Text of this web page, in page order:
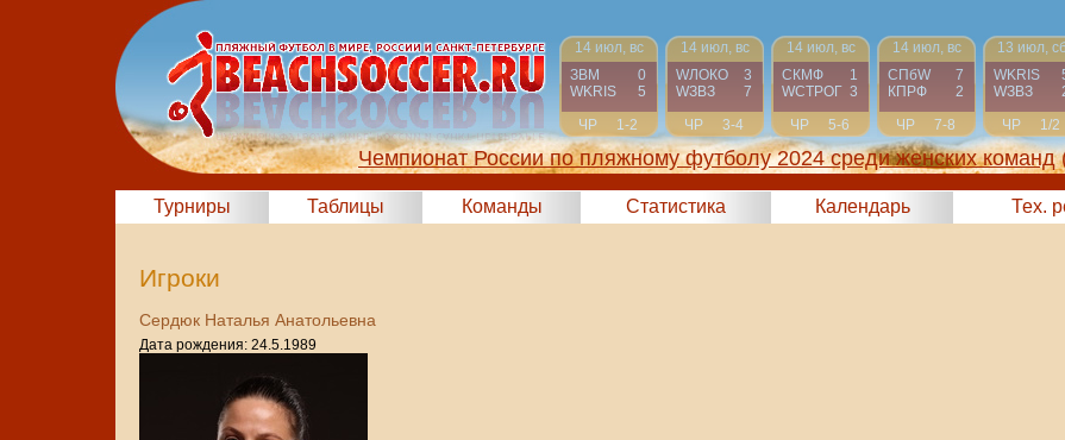
14 июл, вс
ЗВМ
0
WKRIS
5
ЧР
1-2
14 июл, вс
WЛОКО
3
WЗВЗ
7
ЧР
3-4
14 июл, вс
СКМФ
1
WCТРОГ 3
ЧР
5-6
14 июл, вс
СПбW
7
КПРФ
2
ЧР
7-8
13 июл,
WKRIS
WЗВЗ
ЧР
1/2
Чемпионат России по пляжному футболу 2024 среди женских команд
Турниры Таблицы Команды Статистика Календарь Тех.
Игроки
Сердюк Наталья Анатольевна
Дата рождения: 24.5.1989